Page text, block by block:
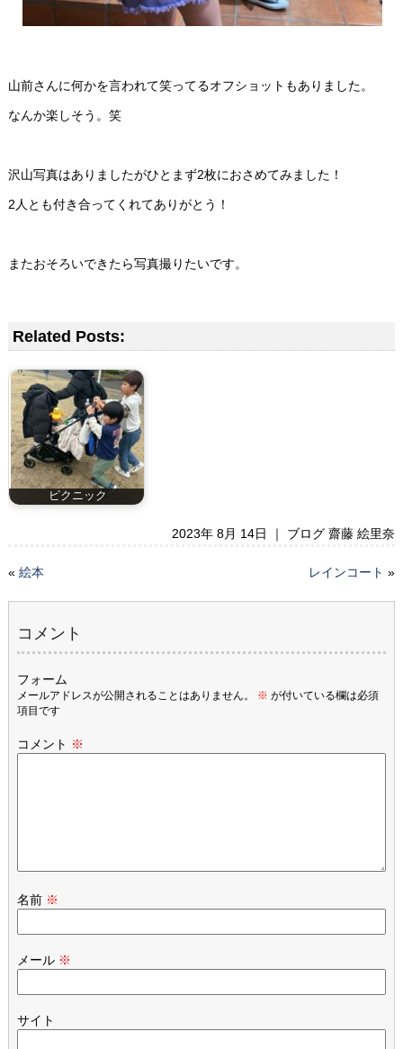
山前さんに何かを言われて笑ってるオフショットもありました。
なんか楽しそう。笑
沢山写真はありましたがひとまず2枚におさめてみました！
2人とも付き合ってくれてありがとう！
またおそろいできたら写真撮りたいです。
Related Posts:
ピクニック
2023年 8月 14日 ｜ ブログ 齋藤 絵里奈
« 絵本 レインコート »
コメント
フォーム
メールアドレスが公開されることはありません。 ※ が付いている欄は必須
項目です
コメント ※
名前 ※
メール ※
サイト